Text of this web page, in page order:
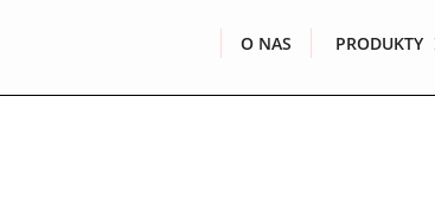
O NAS PRODUKTY